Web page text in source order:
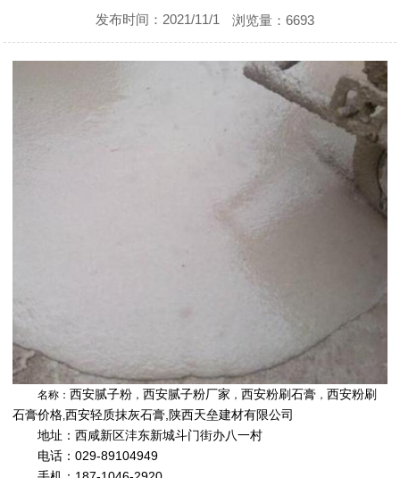
发布时间：2021/11/1 浏览量：6693
名称： 西安腻子粉 ， 西安腻子粉厂家 ， 西安粉刷石膏 ， 西安粉刷
石膏价格,西安轻质抹灰石膏,陕西天垒建材有限公司
地址：西咸新区沣东新城斗门街办八一村
电话：029-89104949